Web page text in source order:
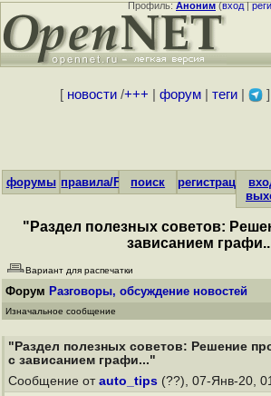
Профиль:Аноним(вход|
[ новости/+++ форум| теги| ]
форумы правила/FAQпоиск регистрация
"Раздел полезных советов:
зависанием
Вариант для распечатки
Форум Разговоры, обсуждение новостей
Изначальное сообщение
"Раздел полезных советов: Решение
с зависанием графи..."
Сообщение от auto_tips (??), 07-Янв-20,